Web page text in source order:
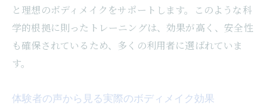
と理想のボディメイクをサポートします。このような科
学的根拠に則ったトレーニングは、効果が高く、安全性
も確保されているため、多くの利用者に選ばれていま
す。
体験者の声から見る実際のボディメイク効果